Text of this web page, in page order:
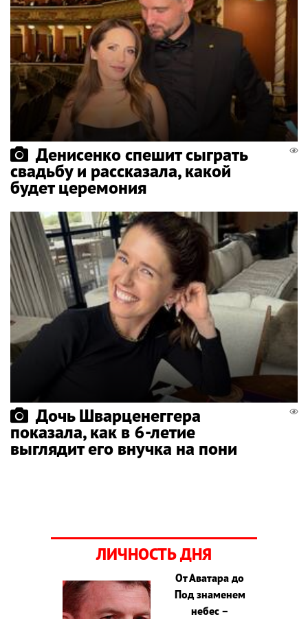
Денисенко спешит сыграть
свадьбу и рассказала, какой
будет церемония
Дочь Шварценеггера
показала, как в 6-летие
выглядит его внучка на пони
ЛИЧНОСТЬ ДНЯ
От Аватара до
Под знаменем
небес –